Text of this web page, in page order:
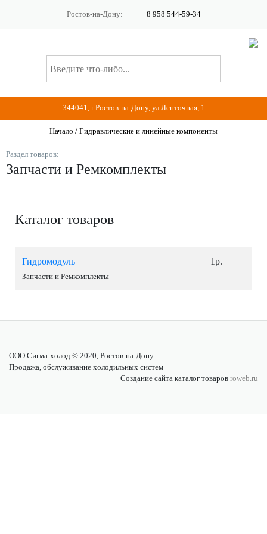
Ростов-на-Дону: 8 958 544-59-34
344041, г.Ростов-на-Дону, ул.Ленточная, 1
Начало / Гидравлические и линейные компоненты
Раздел товаров:
Запчасти и Ремкомплекты
Каталог товаров
Гидромодуль
Запчасти и Ремкомплекты
1р.
ООО Сигма-холод © 2020, Ростов-на-Дону
Продажа, обслуживание холодильных систем
Создание сайта каталог товаров roweb.ru